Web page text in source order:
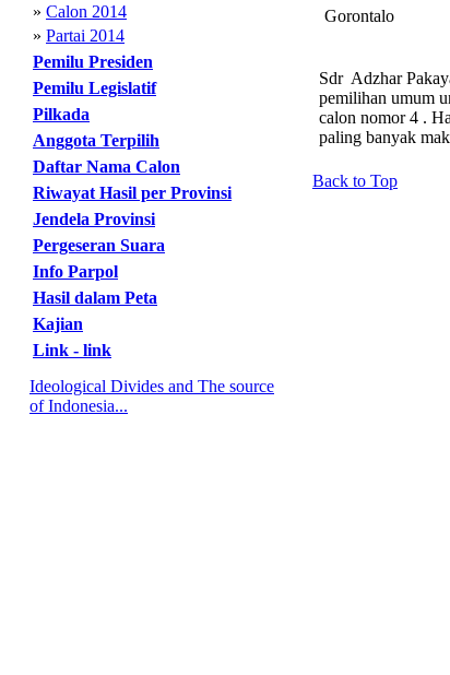
» Calon 2014
» Partai 2014
Pemilu Presiden
Pemilu Legislatif
Pilkada
Anggota Terpilih
Daftar Nama Calon
Riwayat Hasil per Provinsi
Jendela Provinsi
Pergeseran Suara
Info Parpol
Hasil dalam Peta
Kajian
Link - link
Ideological Divides and The source
of Indonesia...
Gorontalo
Sdr Adzhar
pemilihan umum
calon nomor 4 .
paling banyak
Back to Top